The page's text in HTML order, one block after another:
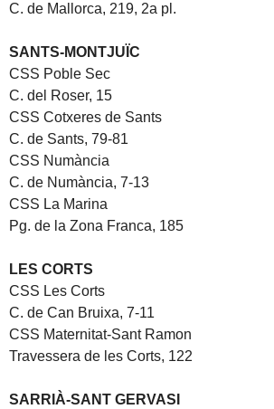
C. de Mallorca, 219, 2a pl.
SANTS-MONTJUÏC
CSS Poble Sec
C. del Roser, 15
CSS Cotxeres de Sants
C. de Sants, 79-81
CSS Numància
C. de Numància, 7-13
CSS La Marina
Pg. de la Zona Franca, 185
LES CORTS
CSS Les Corts
C. de Can Bruixa, 7-11
CSS Maternitat-Sant Ramon
Travessera de les Corts, 122
SARRIÀ-SANT GERVASI